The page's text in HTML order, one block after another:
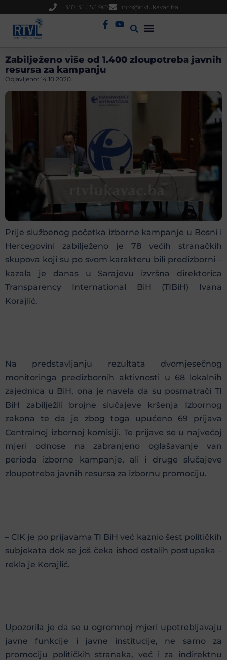
+387 35 553 967 info@rtvlukavac.ba
Zabilježeno više od 1.400 zloupotreba javnih
resursa za kampanju
Objavljeno: 14.10.2020.
Prije službenog početka izborne kampanje u Bosni i
Hercegovini zabilježeno je 78 većih stranačkih
skupova koji su po svom karakteru bili predizborni –
kazala je danas u Sarajevu izvršna direktorica
Transparency International BiH (TIBiH) Ivana
Korajlić.
Na predstavljanju rezultata dvomjesečnog
monitoringa predizbornih aktivnosti u 68 lokalnih
zajednica u BiH, ona je navela da su posmatrači TI
BiH zabilježili brojne slučajeve kršenja Izbornog
zakona te da je zbog toga upućeno 69 prijava
Centralnoj izbornoj komisiji. Te prijave se u najvećoj
mjeri odnose na zabranjeno oglašavanje van
perioda izborne kampanje, ali i druge slučajeve
zloupotreba javnih resursa za izbornu promociju.
– CIK je po prijavama TI BiH već kaznio šest političkih
subjekata dok se još čeka ishod ostalih postupaka –
rekla je Korajlić.
Upozorila je da se u ogromnoj mjeri upotrebljavaju
javne funkcije i javne institucije, ne samo za
promociju političkih stranaka, već i za indirektnu